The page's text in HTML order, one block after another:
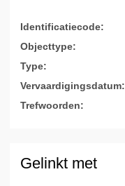
Identificatiecode:
Objecttype:
Type:
Vervaardigingsdatum:
Trefwoorden:
Gelinkt met